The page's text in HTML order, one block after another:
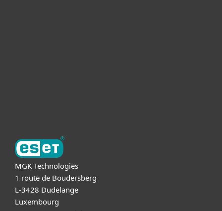
MGK Technologies
1 route de Boudersberg
L-3428 Dudelange
Luxembourg